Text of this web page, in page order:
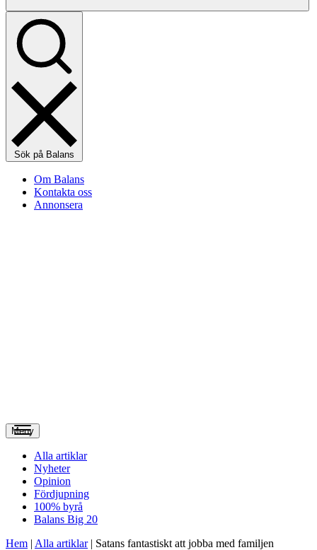
Sök på Balans
Om Balans
Kontakta oss
Annonsera
Meny
Alla artiklar
Nyheter
Opinion
Fördjupning
100% byrå
Balans Big 20
Hem | Alla artiklar| Satans fantastiskt att jobba med familjen